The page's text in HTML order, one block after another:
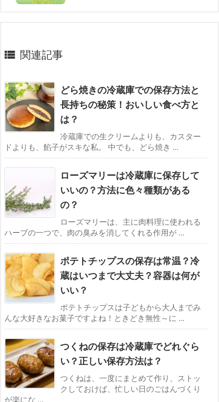
 関連記事
どら焼きの冷蔵庫での保存方法と
長持ちの秘策！おいしい食べ方と
は？
冷蔵庫での生クリームよりも、カスター
ドよりも、餡子がスキな私。 中でも、どら焼き ...
ローズマリーは冷蔵庫に保存して
いいの？方法に色々種類がある
の？
ローズマリーは、主に肉料理に使われる
ハーブの一つで、肉の臭みを消してくれる作用が ...
ポテトチップスの保存は常温？冷
蔵はいつまで大丈夫？容器は何が
いい？
ポテトチップスは子どもから大人までみ
んな大好きなお菓子ですよね！ときどき無性～に ...
つくねの保存は冷蔵庫でどれぐら
い？正しい保存方法は？
つくねは、一度にまとめて作り、ストッ
クしておけば、忙しい日のごはんづくり
が楽にな ...